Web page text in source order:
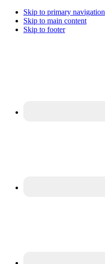
Skip to primary navigation
Skip to main content
Skip to footer